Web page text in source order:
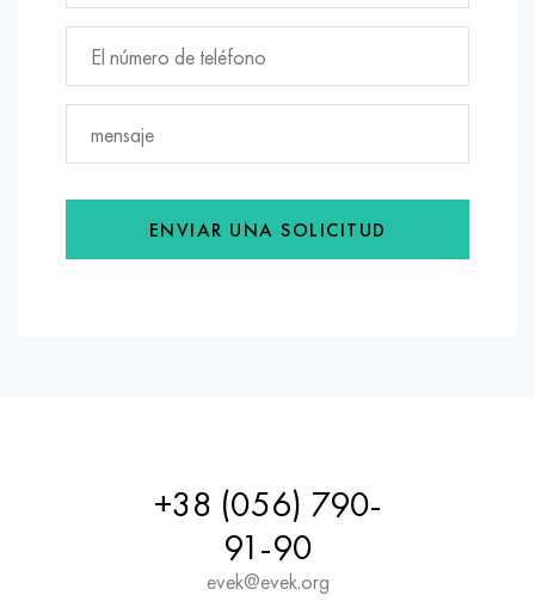
ENVIAR UNA SOLICITUD
+38 (056) 790-
91-90
evek@evek.org